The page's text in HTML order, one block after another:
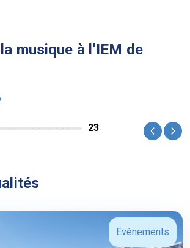
musique à l’IEM de
23
Evènements